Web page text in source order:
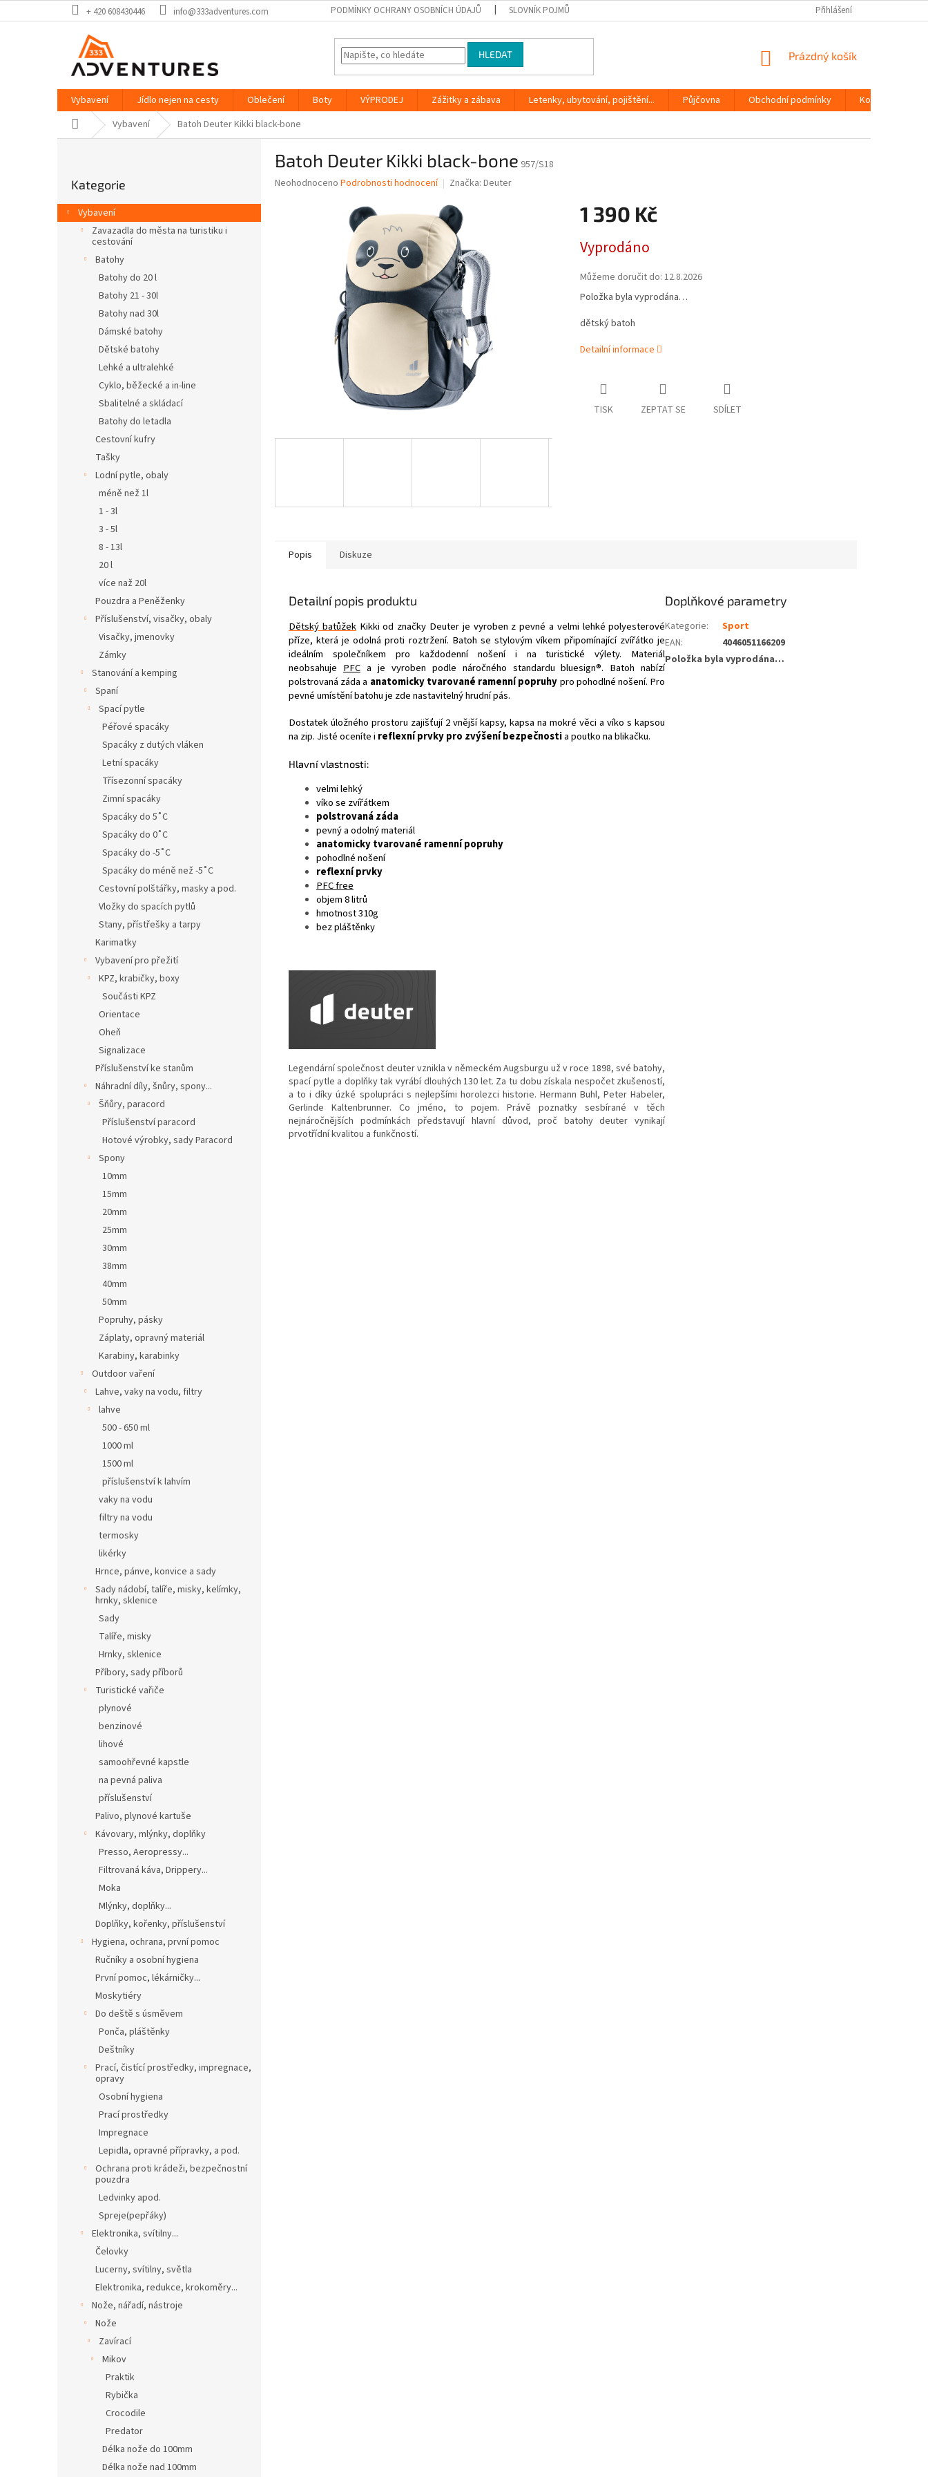
na
+ 420 608430446 info@333adventures.com PODMÍNKY OCHRANY OSOBNÍCH ÚDAJŮ SLOVNÍK POJMŮ Přihlášení
HLEDAT
NÁKUPNÍ
Prázdný košík
Vybavení Jídlo nejen na cesty Oblečení Boty VÝPRODEJ Zážitky a zábava Letenky, ubytování, pojištění... Půjčovna Obchodní podmínky
Kontakty
Domů Vybavení Batoh Deuter Kikki black-bone
r
a
kategorie
Kategorie
Vybavení
Zavazadla do města na turistiku i
cestování
Batohy
Batohy do 20 l
Batohy 21 - 30l
Batohy nad 30l
Dámské batohy
Dětské batohy
Lehké a ultralehké
Cyklo, běžecké a in-line
Sbalitelné a skládací
Batohy do letadla
Cestovní kufry
Tašky
Lodní pytle, obaly
méně než 1l
1 - 3l
3 - 5l
8 - 13l
20 l
více naž 20l
Pouzdra a Peněženky
Příslušenství, visačky, obaly
Visačky, jmenovky
Zámky
Stanování a kemping
Spaní
Spací pytle
Péřové spacáky
Spacáky z dutých vláken
Letní spacáky
Třísezonní spacáky
Zimní spacáky
Spacáky do 5˚C
Spacáky do 0˚C
Spacáky do -5˚C
Spacáky do méně než -5˚C
Cestovní polštářky, masky a pod.
Vložky do spacích pytlů
Stany, přístřešky a tarpy
Karimatky
Vybavení pro přežití
KPZ, krabičky, boxy
Součásti KPZ
Orientace
Oheň
Signalizace
Příslušenství ke stanům
Náhradní díly, šnůry, spony...
Šňůry, paracord
Příslušenství paracord
Hotové výrobky, sady Paracord
Spony
10mm
15mm
20mm
25mm
30mm
38mm
40mm
50mm
Popruhy, pásky
Záplaty, opravný materiál
Karabiny, karabinky
Outdoor vaření
Lahve, vaky na vodu, filtry
lahve
500 - 650 ml
1000 ml
1500 ml
příslušenství k lahvím
vaky na vodu
filtry na vodu
termosky
likérky
Hrnce, pánve, konvice a sady
Sady nádobí, talíře, misky, kelímky,
hrnky, sklenice
Sady
Talíře, misky
Hrnky, sklenice
Příbory, sady příborů
Turistické vařiče
plynové
benzinové
lihové
samoohřevné kapstle
na pevná paliva
příslušenství
Palivo, plynové kartuše
Kávovary, mlýnky, doplňky
Presso, Aeropressy...
Filtrovaná káva, Drippery...
Moka
Mlýnky, doplňky...
Doplňky, kořenky, příslušenství
Hygiena, ochrana, první pomoc
Ručníky a osobní hygiena
První pomoc, lékárničky...
Moskytiéry
Do deště s úsměvem
Ponča, pláštěnky
Deštníky
Prací, čistící prostředky, impregnace,
opravy
Osobní hygiena
Prací prostředky
Impregnace
Lepidla, opravné přípravky, a pod.
Ochrana proti krádeži, bezpečnostní
pouzdra
Ledvinky apod.
Spreje(pepřáky)
Elektronika, svítilny...
Čelovky
Lucerny, svítilny, světla
Elektronika, redukce, krokoměry...
Nože, nářadí, nástroje
Nože
Zavírací
Mikov
Praktik
Rybička
Crocodile
Predator
Délka nože do 100mm
Délka nože nad 100mm
Batoh Deuter Kikki black-bone 957/S18
Průměrné
Neohodnoceno Podrobnosti hodnocení Značka: Deuter
1 390 Kč
cena:
Vyprodáno
Můžeme doručit do: 12.8.2026
Položka byla vyprodána…
dětský batoh
Detailní informace
TISK ZEPTAT SE SDÍLET
Popis Diskuze
Detailní popis produktu
Dětský batůžekKikki od značky Deuter je vyroben z pevné a velmi lehké polyesterové
příze, která je odolná proti roztržení. Batoh se stylovým víkem připomínající zvířátko je
ideálním společníkem pro každodenní nošení i na turistické výlety. Materiál
neobsahuje PFCa je vyroben podle náročného standardu bluesign®. Batoh nabízí
polstrovaná záda a anatomicky tvarované ramenní popruhypro pohodlné nošení. Pro
pevné umístění batohu je zde nastavitelný hrudní pás.
Dostatek úložného prostoru zajišťují 2 vnější kapsy, kapsa na mokré věci a víko s kapsou
na zip. Jisté oceníte i reflexní prvky pro zvýšení bezpečnostia poutko na blikačku.
Hlavní vlastnosti:
velmi lehký
víko se zvířátkem
polstrovaná záda
pevný a odolný materiál
anatomicky tvarované ramenní popruhy
pohodlné nošení
reflexní prvky
PFC free
objem 8 litrů
hmotnost 310g
bez pláštěnky
Legendární společnost deuter vznikla v německém Augsburgu už v roce 1898, své batohy,
spací pytle a doplňky tak vyrábí dlouhých 130 let. Za tu dobu získala nespočet zkušeností,
a to i díky úzké spolupráci s nejlepšími horolezci historie. Hermann Buhl, Peter Habeler,
Gerlinde Kaltenbrunner. Co jméno, to pojem. Právě poznatky sesbírané v těch
nejnáročnějších podmínkách představují hlavní důvod, proč batohy deuter vynikají
prvotřídní kvalitou a funkčností.
Doplňkové parametry
Kategorie:
Sport
EAN:
4046051166209
Položka byla vyprodána…